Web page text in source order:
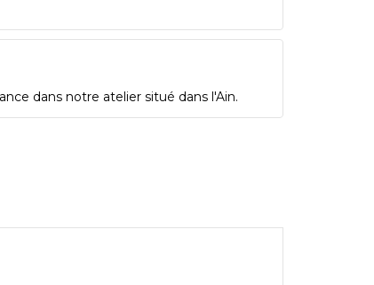
dans notre atelier situé dans l'Ain.